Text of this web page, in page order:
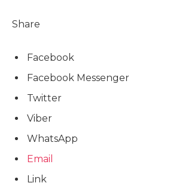
Share
Facebook
Facebook Messenger
Twitter
Viber
WhatsApp
Email
Link